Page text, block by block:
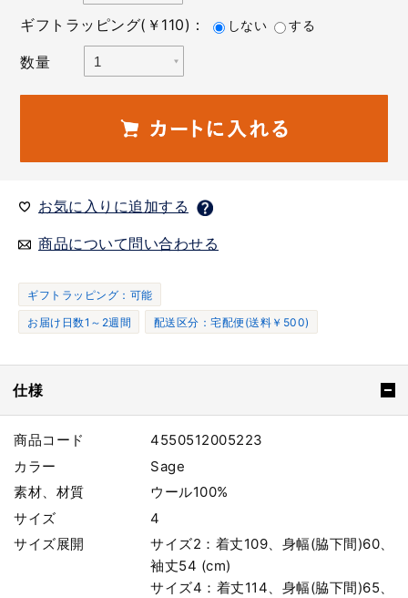
ギフトラッピング(￥110)：
しない する
数量
お気に入りに追加する
商品について問い合わせる
ギフトラッピング：可能
お届け日数1～2週間
配送区分：宅配便(送料￥500)
仕様
商品コード
4550512005223
カラー
Sage
素材、材質
ウール100%
サイズ
4
サイズ展開
サイズ2：着丈109、身幅(脇下間)60、
袖丈54 (cm)
サイズ4：着丈114、身幅(脇下間)65、